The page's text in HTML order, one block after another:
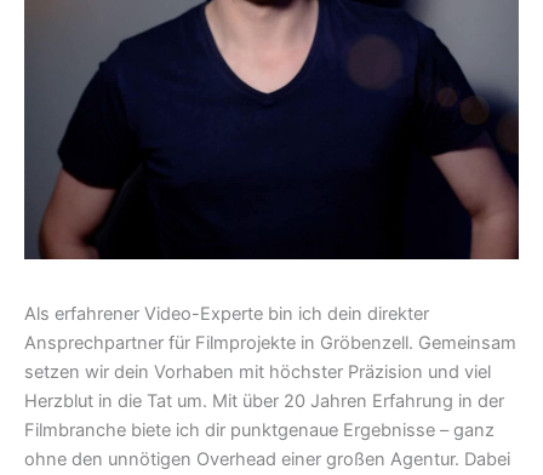
Als erfahrener Video-Experte bin ich dein direkter
Ansprechpartner für Filmprojekte in Gröbenzell. Gemeinsam
setzen wir dein Vorhaben mit höchster Präzision und viel
Herzblut in die Tat um. Mit über 20 Jahren Erfahrung in der
Filmbranche biete ich dir punktgenaue Ergebnisse – ganz
ohne den unnötigen Overhead einer großen Agentur. Dabei